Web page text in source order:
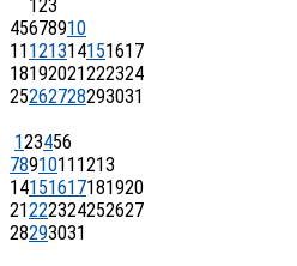
123
45678910
11121314151617
18192021222324
25262728293031
123456
78910111213
14151617181920
21222324252627
28293031